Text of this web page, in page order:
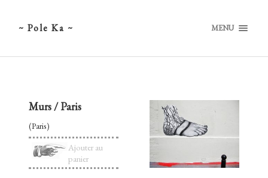
~ Pole Ka ~ MENU
Murs / Paris
(Paris)
Ajouter au
panier